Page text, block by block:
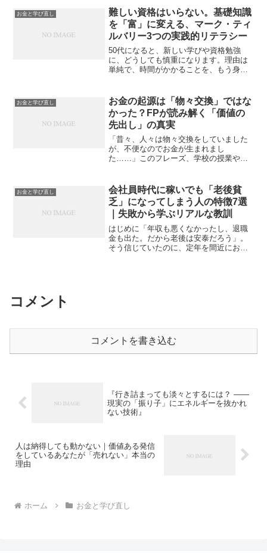
値」という冷徹な現実です。会社から下
される「沈黙の査定」...
お金と学び直し
難しい資格はいらない。基礎知識
を「富」に変える、マーク・ティ
ルバリー3つの実践的リテラシー
50代になると、新しい学びや資格勉強
に、どうしても慎重になります。理由は
単純で、時間がかかることを、もう身を
る余裕はない。仕事も家庭も抱えなが
ら、勉強に割ける時間は限ら...
お金と学び直し
お金の起源は「物々交換」ではな
かった？FPが読み解く「価値の
先出し」の真実
「昔々、人々は物々交換をしていました
が、不便なのでお金が生まれまし
た……」このフレーズ、学校の授業やビ
「お金の誕生秘話」ですが、実は近年の
研究、特に文化人類学者のデヴィ...
お金と学び直し
会社員時代に稼いでも「老後貧
乏」になってしまう人の特徴7選
｜失敗から学ぶリアルな教訓
はじめに「年収も悪くなかったし、退職
金も出た。だから老後は安泰だろう」。
そう信じていたのに、定年を間近にお金
コメント
コメントを書き込む
『行き詰まっても淡々とするには？ ——
現実の「振り子」にエネルギーを抜かれ
ない技術』
人は納得しても動かない｜価値ある発信
をしているあなたが「売れない」本当の
理由
ホーム お金と学び直し